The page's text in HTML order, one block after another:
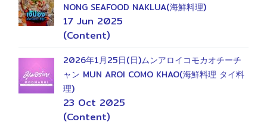
NONG SEAFOOD NAKLUA(海鮮料理)
17 Jun 2025
(Content)
2026年1月25日(日)ムンアロイコモカオチーチ
ャン MUN AROI COMO KHAO(海鮮料理 タイ料
理)
23 Oct 2025
(Content)